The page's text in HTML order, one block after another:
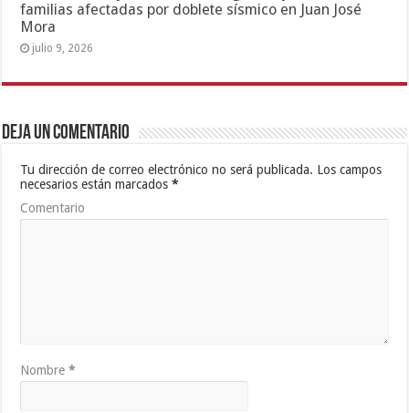
familias afectadas por doblete sísmico en Juan José
Mora
julio 9, 2026
Deja un comentario
Tu dirección de correo electrónico no será publicada. Los campos
necesarios están marcados*
Comentario
Nombre*